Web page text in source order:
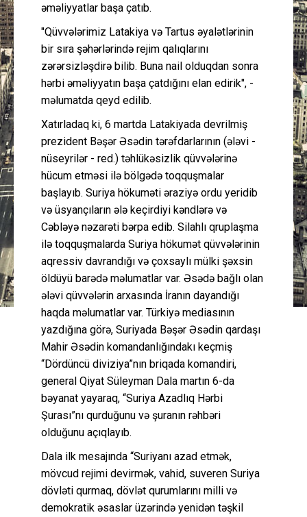
əməliyyatlar başa çatıb.
"Qüvvələrimiz Latakiya və Tartus əyalətlərinin
bir sıra şəhərlərində rejim qalıqlarını
zərərsizləşdirə bilib. Buna nail olduqdan sonra
hərbi əməliyyatın başa çatdığını elan edirik", -
məlumatda qeyd edilib.
Xatırladaq ki, 6 martda Latakiyada devrilmiş
prezident Bəşər Əsədin tərəfdarlarının (ələvi -
nüseyrilər - red.) təhlükəsizlik qüvvələrinə
hücum etməsi ilə bölgədə toqquşmalar
başlayıb. Suriya hökuməti əraziyə ordu yeridib
və üsyançıların ələ keçirdiyi kəndlərə və
Cəbləyə nəzarəti bərpa edib. Silahlı qruplaşma
ilə toqquşmalarda Suriya hökumət qüvvələrinin
aqressiv davrandığı və çoxsaylı mülki şəxsin
öldüyü barədə məlumatlar var. Əsədə bağlı olan
ələvi qüvvələrin arxasında İranın dayandığı
haqda məlumatlar var. Türkiyə mediasının
yazdığına görə, Suriyada Bəşər Əsədin qardaşı
Mahir Əsədin komandanlığındakı keçmiş
“Dördüncü diviziya”nın briqada komandiri,
general Qiyat Süleyman Dala martın 6-da
bəyanat yayaraq, “Suriya Azadlıq Hərbi
Şurası”nı qurduğunu və şuranın rəhbəri
olduğunu açıqlayıb.
Dala ilk mesajında “Suriyanı azad etmək,
mövcud rejimi devirmək, vahid, suveren Suriya
dövləti qurmaq, dövlət qurumlarını milli və
demokratik əsaslar üzərində yenidən təşkil